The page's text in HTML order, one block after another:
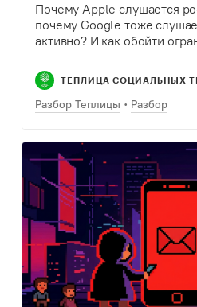
Почему Apple слушается
почему Google тоже
активно? И как обойти
ТЕПЛИЦА СОЦИАЛЬНЫХ
Разбор Теплицы Разбор